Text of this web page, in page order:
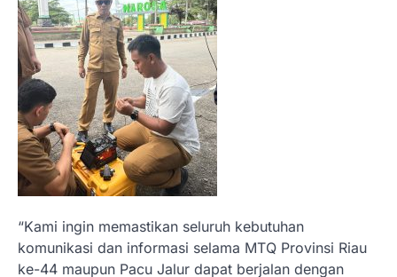
“Kami ingin memastikan seluruh kebutuhan
komunikasi dan informasi selama MTQ Provinsi Riau
ke-44 maupun Pacu Jalur dapat berjalan dengan